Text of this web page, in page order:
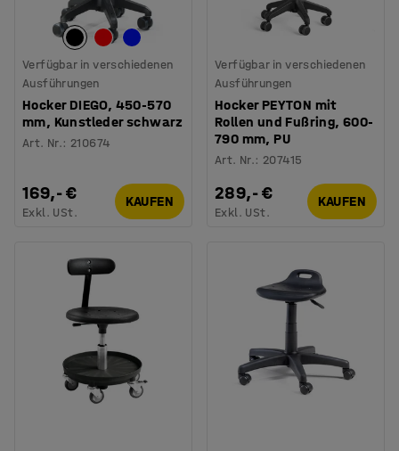
Verfügbar in verschiedenen
Ausführungen
Hocker DIEGO, 450-570
mm, Kunstleder schwarz
Art. Nr.: 210674
169,- €
Exkl. USt.
KAUFEN
Verfügbar in verschiedenen
Ausführungen
Hocker PEYTON mit
Rollen und Fußring, 600-
790 mm, PU
Art. Nr.: 207415
289,- €
Exkl. USt.
KAUFEN